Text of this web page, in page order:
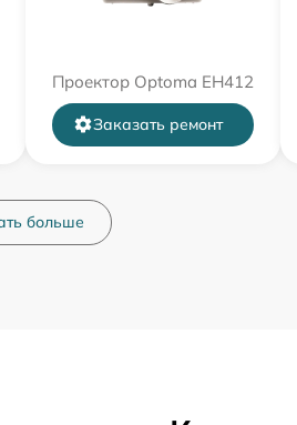
Проектор Optoma EH412
Заказать ремонт
больше